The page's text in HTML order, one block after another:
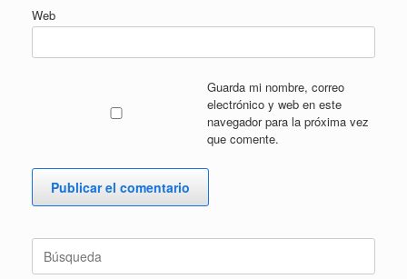
Web
Guarda mi nombre, correo
electrónico y web en este
navegador para la próxima vez
que comente.
Buscar: